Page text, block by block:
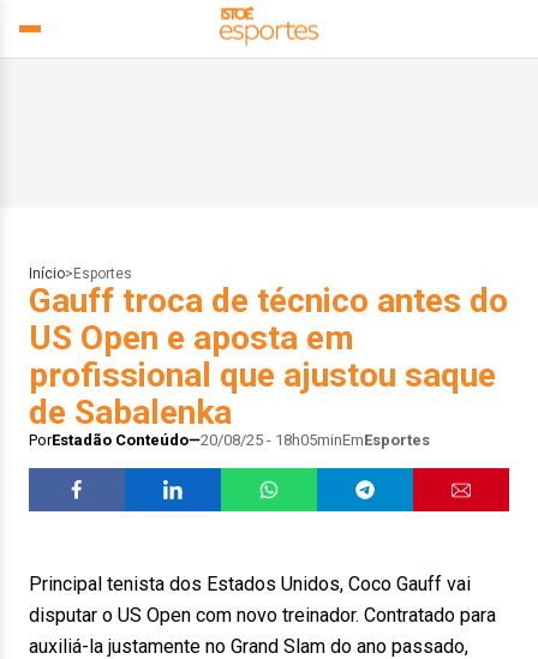
Início> Esportes
Gauff troca de técnico antes do
US Open e aposta em
profissional que ajustou saque
de Sabalenka
PorEstadão Conteúdo 20/08/25 - 18h05minEmEsportes
Principal tenista dos Estados Unidos, Coco Gauff vai
disputar o US Open com novo treinador. Contratado para
auxiliá-la justamente no Grand Slam do ano passado,